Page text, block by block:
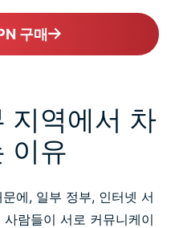
구매
지역에서 차
이유
에, 일부 정부, 인터넷 서
람들이 서로 커뮤니케이